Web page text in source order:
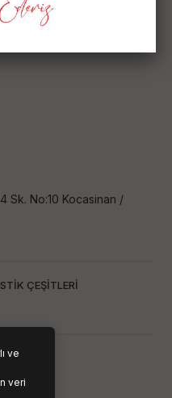
ve
veri
Sk. No:10 Kocasinan /
ÇEŞİTLERİ